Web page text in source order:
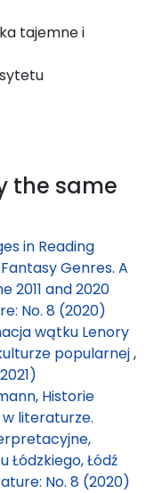
tajemne i
the same
in Reading
Genres. A
2011 and 2020
No. 8 (2020)
wątku Lenory
popularnej,
Historie
literaturze.
Łódź
No. 8 (2020)